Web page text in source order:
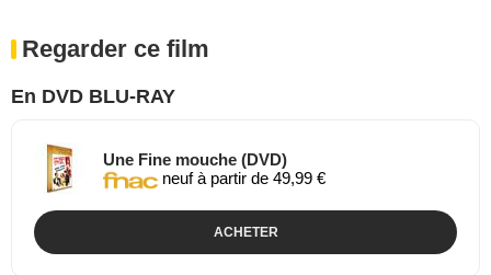
Regarder ce film
En DVD BLU-RAY
Une Fine mouche (DVD)
neuf à partir de 49,99 €
ACHETER